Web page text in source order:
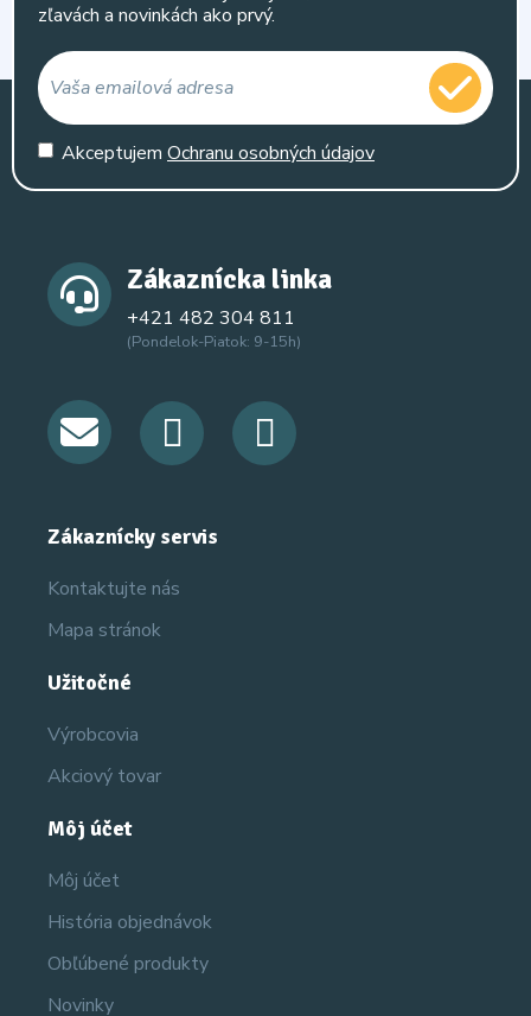
zľavách a novinkách ako prvý.
Akceptujem Ochranu osobných údajov
Zákaznícka linka
+421 482 304 811
(Pondelok-Piatok: 9-15h)
Zákaznícky servis
Kontaktujte nás
Mapa stránok
Užitočné
Výrobcovia
Akciový tovar
Môj účet
Môj účet
História objednávok
Obľúbené produkty
Novinky